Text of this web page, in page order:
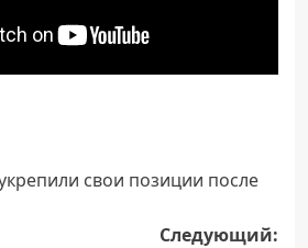
свои позиции после
Следующий: